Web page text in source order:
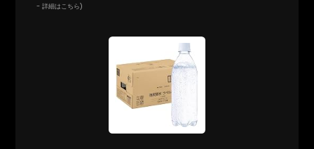
-詳細はこちら)